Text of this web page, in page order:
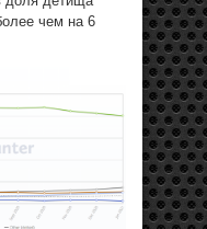
чем на 6